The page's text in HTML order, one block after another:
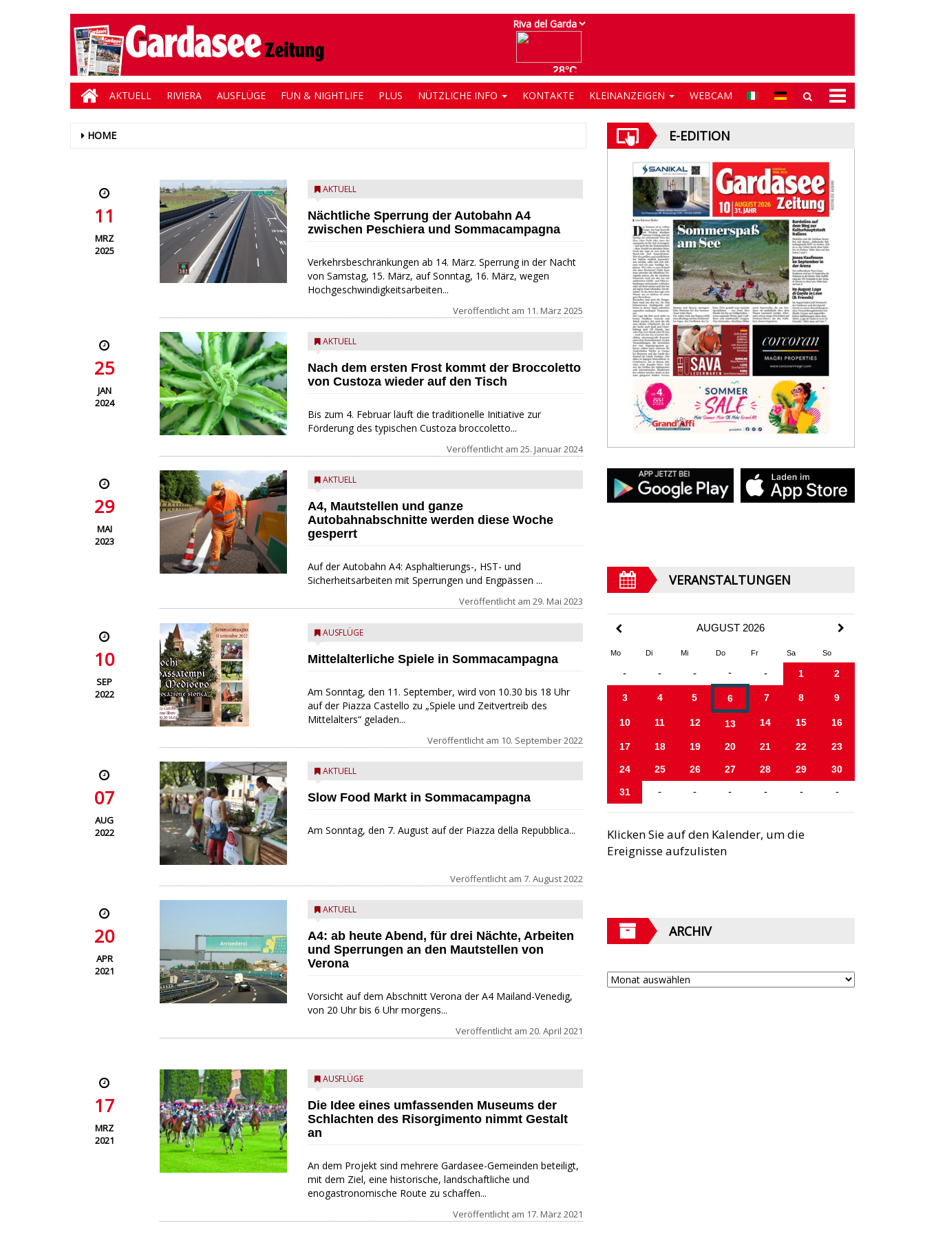
AKTUELL RIVIERA AUSFLÜGE FUN & NIGHTLIFE PLUS NÜTZLICHE INFO KONTAKTE KLEINANZEIGEN WEBCAM
HOME
11
MRZ
2025
AKTUELL
Nächtliche Sperrung der Autobahn A4
zwischen Peschiera und Sommacampagna
Verkehrsbeschränkungen ab 14. März. Sperrung in der Nacht
von Samstag, 15. März, auf Sonntag, 16. März, wegen
Hochgeschwindigkeitsarbeiten...
Veröffentlicht am 11. März 2025
25
JAN
2024
AKTUELL
Nach dem ersten Frost kommt der Broccoletto
von Custoza wieder auf den Tisch
Bis zum 4. Februar läuft die traditionelle Initiative zur
Förderung des typischen Custoza broccoletto...
Veröffentlicht am 25. Januar 2024
29
MAI
2023
AKTUELL
A4, Mautstellen und ganze
Autobahnabschnitte werden diese Woche
gesperrt
Auf der Autobahn A4: Asphaltierungs-, HST- und
Sicherheitsarbeiten mit Sperrungen und Engpässen ...
Veröffentlicht am 29. Mai 2023
10
SEP
2022
AUSFLÜGE
Mittelalterliche Spiele in Sommacampagna
Am Sonntag, den 11. September, wird von 10.30 bis 18 Uhr
auf der Piazza Castello zu „Spiele und Zeitvertreib des
Mittelalters“ geladen...
Veröffentlicht am 10. September 2022
07
AUG
2022
AKTUELL
Slow Food Markt in Sommacampagna
Am Sonntag, den 7. August auf der Piazza della Repubblica...
Veröffentlicht am 7. August 2022
20
APR
2021
AKTUELL
A4: ab heute Abend, für drei Nächte, Arbeiten
und Sperrungen an den Mautstellen von
Verona
Vorsicht auf dem Abschnitt Verona der A4 Mailand-Venedig,
von 20 Uhr bis 6 Uhr morgens...
Veröffentlicht am 20. April 2021
17
MRZ
2021
AUSFLÜGE
Die Idee eines umfassenden Museums der
Schlachten des Risorgimento nimmt Gestalt
an
An dem Projekt sind mehrere Gardasee-Gemeinden beteiligt,
mit dem Ziel, eine historische, landschaftliche und
enogastronomische Route zu schaffen...
Veröffentlicht am 17. März 2021
E-EDITION
VERANSTALTUNGEN
AUGUST 2026
Mo Di Mi Do Fr Sa So
- - - - - 1 2
3 4 5 6 7 8 9
10 11 12 13 14 15 16
17 18 19 20 21 22 23
24 25 26 27 28 29 30
31 - - - - - -
Klicken Sie auf den Kalender, um die
Ereignisse aufzulisten
ARCHIV